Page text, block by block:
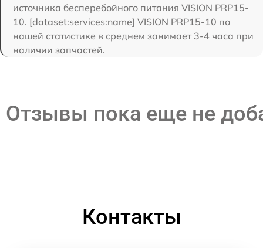
источника бесперебойного питания VISION PRP15-
10. [dataset:services:name] VISION PRP15-10 по
нашей статистике в среднем занимает 3-4 часа при
наличии запчастей.
Отзывы пока еще не
Контакты